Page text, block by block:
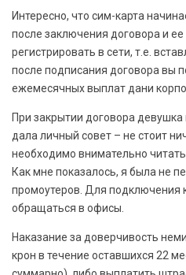
Интересно, что сим-карта
после заключения договора и ее
регистрировать в сети, т.е.
после подписания договора вы
ежемесячных выплат дани
При закрытии договора
дала личный совет – не стоит
необходимо внимательно
Как мне показалось, я была не
промоутеров. Для подключения
обращаться в офисы.
Наказание за доверчивость
крон в течение оставшихся 22